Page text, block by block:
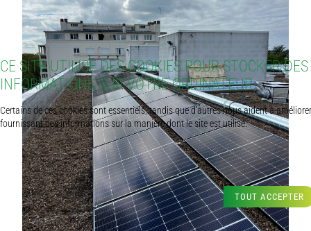
CE SITE UTILISE DES COOKIES POUR STOCKER DES
INFORMATIONS SUR VOTRE ORDINATEUR.
Certains de ces cookies sont essentiels, tandis que d’autres nous aident à
fournissant des informations sur la manière dont le site est utilisé.
TOUT ACCEPTER